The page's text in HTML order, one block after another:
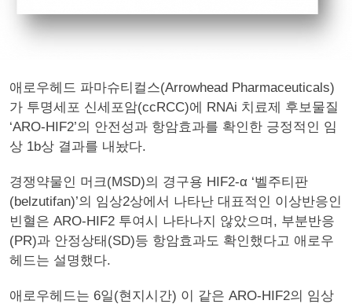
애로우헤드 파마슈티컬스(Arrowhead Pharmaceuticals)
가 투명세포 신세포암(ccRCC)에 RNAi 치료제 후보물질
‘ARO-HIF2’의 안전성과 항암효과를 확인한 긍정적인 임
상 1b상 결과를 내놨다.
경쟁약물인 머크(MSD)의 경구용 HIF2-α ‘벨주티판
(belzutifan)’의 임상2상에서 나타난 대표적인 이상반응인
빈혈은 ARO-HIF2 투여시 나타나지 않았으며, 부분반응
(PR)과 안정상태(SD)등 항암효과도 확인했다고 애로우
헤드는 설명했다.
애로우헤드는 6일(현지시간) 이 같은 ARO-HIF2의 임상